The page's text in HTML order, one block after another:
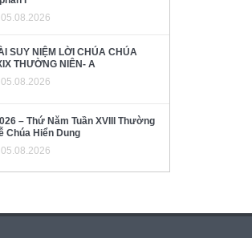
SUY NIỆM LỜI CHÚA CHÚA
THƯỜNG NIÊN- A
– Thứ Năm Tuần XVIII Thường
Chúa Hiển Dung